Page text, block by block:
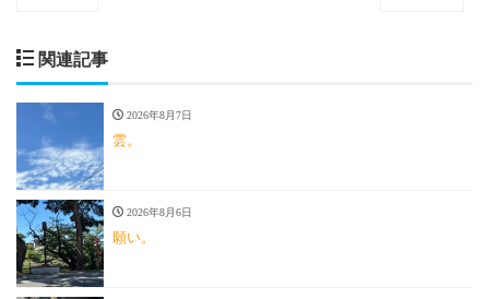
関連記事
2026年8月7日
雲。
2026年8月6日
願い。